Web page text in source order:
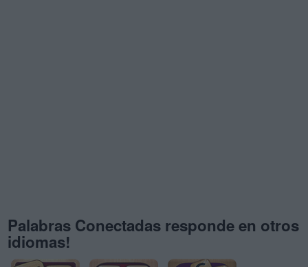
Palabras Conectadas responde en otros
idiomas!